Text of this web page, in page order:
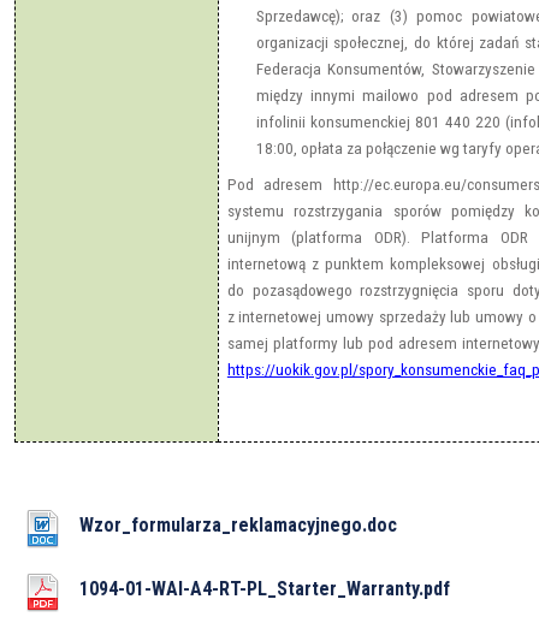
Sprzedawcę); oraz (3) pomoc
organizacji społecznej, do której zadań
Federacja Konsumentów,
między innymi mailowo pod adresem
infolinii konsumenckiej 801 440 220
18:00, opłata za połączenie wg taryfy
Pod adresem http://ec.europa.eu/
systemu rozstrzygania sporów pomiędzy
unijnym (platforma ODR). Platforma
internetową z punktem kompleksowej
do pozasądowego rozstrzygnięcia sporu
z internetowej umowy sprzedaży lub umowy
samej platformy lub pod adresem
https://uokik.gov.pl/
Wzor_formularza_reklamacyjnego.doc
1094-01-WAI-A4-RT-PL_Starter_Warranty.pdf